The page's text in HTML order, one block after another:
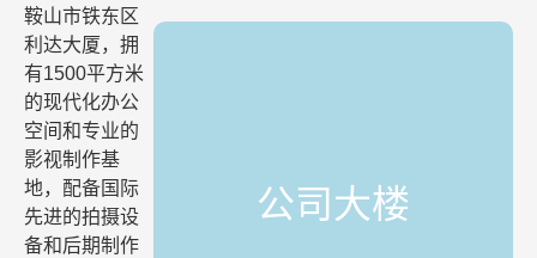
鞍山市铁东区
利达大厦，拥
有1500平方米
的现代化办公
空间和专业的
影视制作基
地，配备国际
先进的拍摄设
备和后期制作
公司大楼